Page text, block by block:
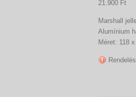
21.900 Ft
Marshall
Alumínium
Méret: 118